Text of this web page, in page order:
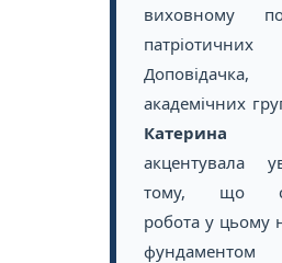
виховному
патріотичних
Доповідачка,
академічних
Катерина
акцентувала
тому, що
робота у цьому